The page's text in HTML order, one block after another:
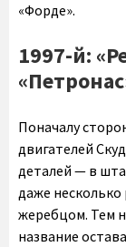
«Форде».
1997-й:
Поначалу
двигателей
деталей — в
даже
жеребцом. Тем
название